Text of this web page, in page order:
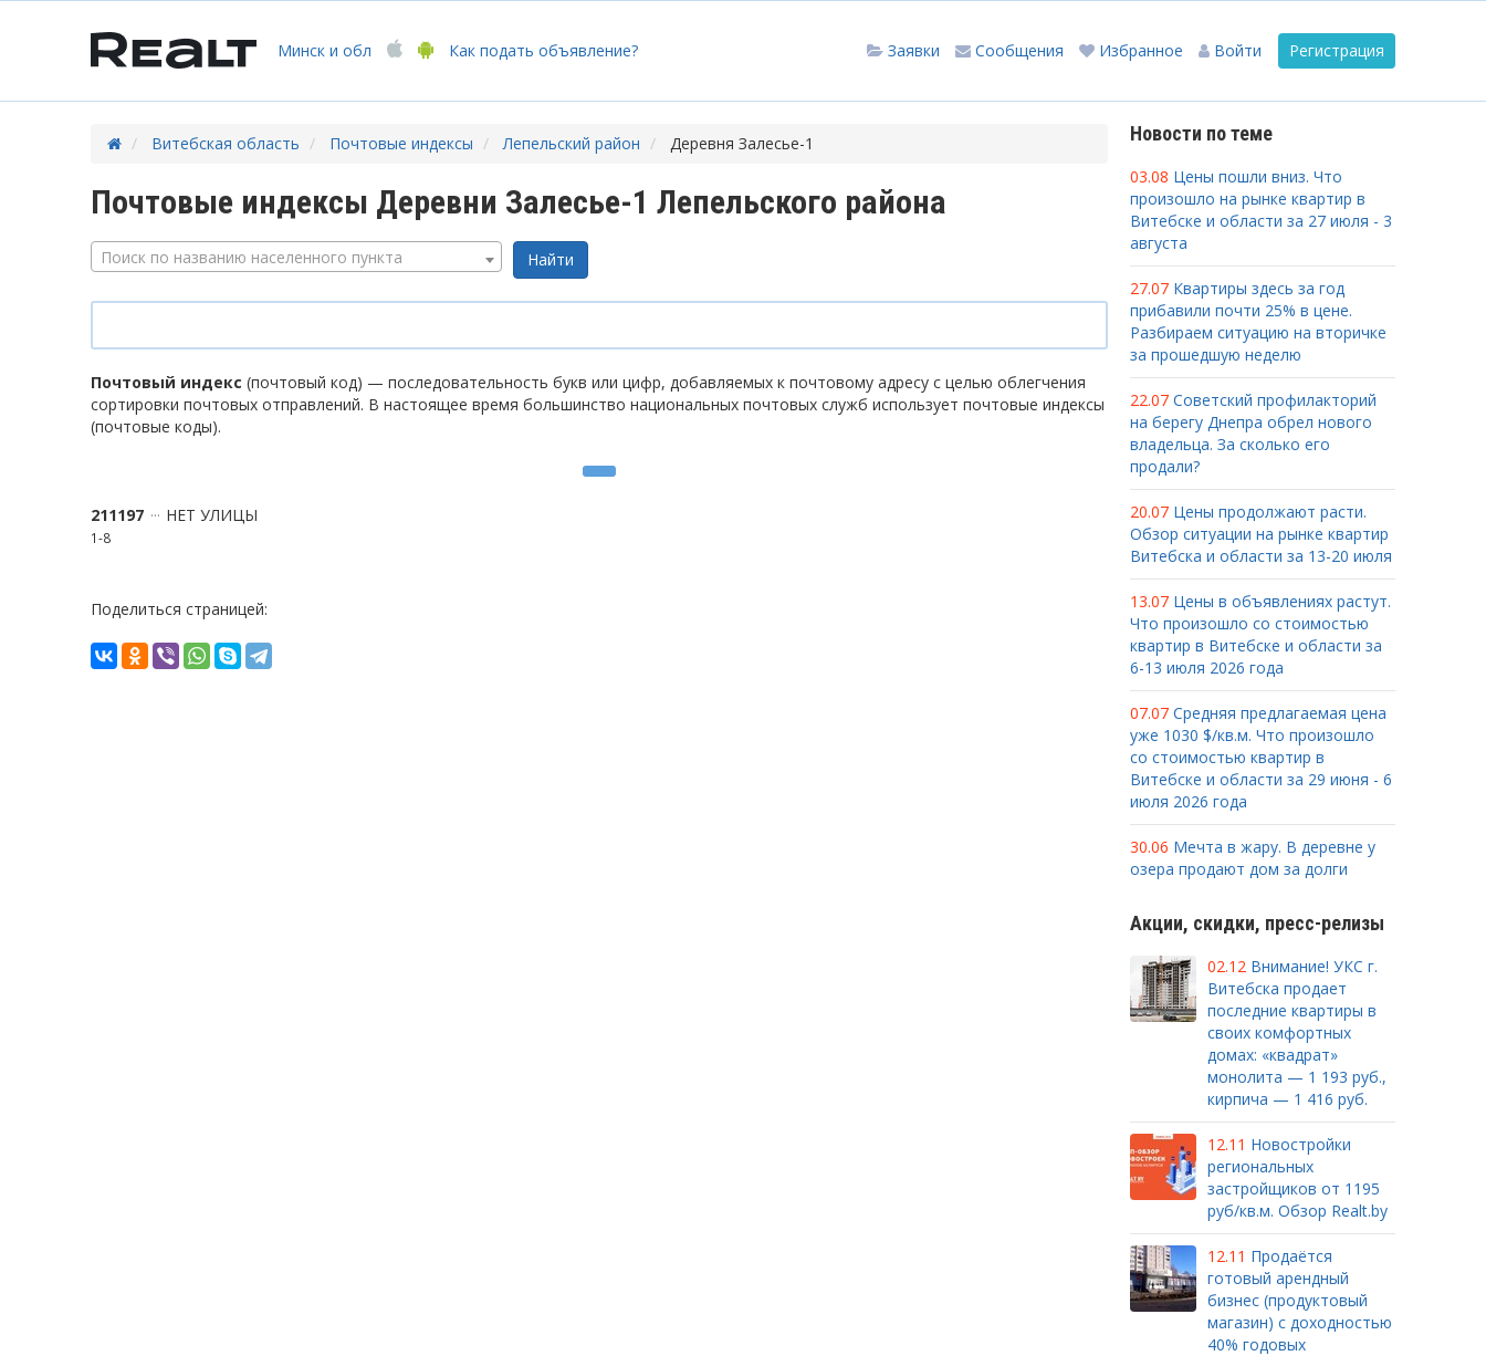
Минск и обл Как подать объявление? Регистрация
Войти
Избранное
Сообщения
Заявки
Витебская область Почтовые индексы Лепельский район Деревня Залесье-1
Почтовые индексы Деревни Залесье-1 Лепельского района
Поиск по названию населенного пункта
Почтовый индекс (почтовый код) — последовательность букв или цифр, добавляемых к почтовому адресу с целью облегчения
сортировки почтовых отправлений. В настоящее время большинство национальных почтовых служб использует почтовые индексы
(почтовые коды).
211197 НЕТ УЛИЦЫ
1-8
Поделиться страницей:
Новости по теме
03.08 Цены пошли вниз. Что
произошло на рынке квартир в
Витебске и области за 27 июля - 3
августа
27.07 Квартиры здесь за год
прибавили почти 25% в цене.
Разбираем ситуацию на вторичке
за прошедшую неделю
22.07 Советский профилакторий
на берегу Днепра обрел нового
владельца. За сколько его
продали?
20.07 Цены продолжают расти.
Обзор ситуации на рынке квартир
Витебска и области за 13-20 июля
13.07 Цены в объявлениях растут.
Что произошло со стоимостью
квартир в Витебске и области за
6-13 июля 2026 года
07.07 Средняя предлагаемая цена
уже 1030 $/кв.м. Что произошло
со стоимостью квартир в
Витебске и области за 29 июня - 6
июля 2026 года
30.06 Мечта в жару. В деревне у
озера продают дом за долги
Акции, скидки, пресс-релизы
02.12 Внимание! УКС г.
Витебска продает
последние квартиры в
своих комфортных
домах: «квадрат»
монолита — 1 193 руб.,
кирпича — 1 416 руб.
12.11 Новостройки
региональных
застройщиков от 1195
руб/кв.м. Обзор Realt.by
12.11 Продаётся
готовый арендный
бизнес (продуктовый
магазин) с доходностью
40% годовых